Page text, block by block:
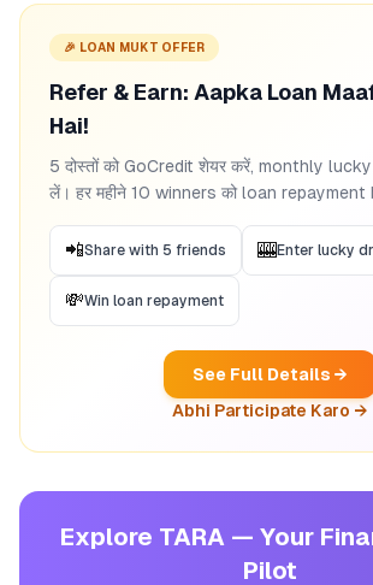
🎉 LOAN MUKT OFFER
Refer & Earn: Aapka Loan
Hai!
5 दोस्तों को GoCredit शेयर करें, monthly lucky
लें। हर महीने 10 winners को loan repayment
📲Share with 5 friends 🎰Enter lucky
💸Win loan repayment
See Full Details →
Abhi Participate Karo →
Explore TARA — Your
Pilot